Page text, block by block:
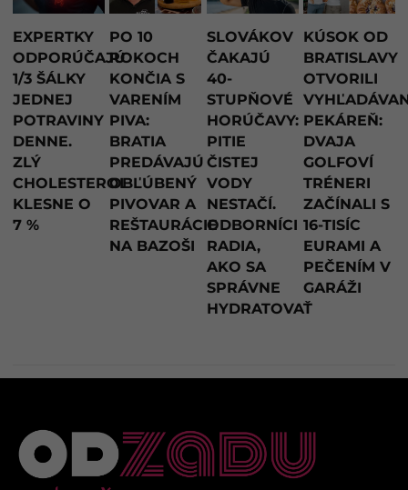
EXPERTKY
ODPORÚČAJÚ
1/3 ŠÁLKY
JEDNEJ
POTRAVINY
DENNE.
ZLÝ
CHOLESTEROL
KLESNE O
7 %
PO 10
ROKOCH
KONČIA S
VARENÍM
PIVA:
BRATIA
PREDÁVAJÚ
OBĽÚBENÝ
PIVOVAR A
REŠTAURÁCIE
NA BAZOŠI
SLOVÁKOV
ČAKAJÚ
40-
STUPŇOVÉ
HORÚČAVY:
PITIE
ČISTEJ
VODY
NESTAČÍ.
ODBORNÍCI
RADIA,
AKO SA
SPRÁVNE
HYDRATOVAŤ
KÚSOK OD
BRATISLAVY
OTVORILI
PEKÁREŇ:
DVAJA
GOLFOVÍ
TRÉNERI
ZAČÍNALI S
16-TISÍC
EURAMI A
PEČENÍM V
GARÁŽI